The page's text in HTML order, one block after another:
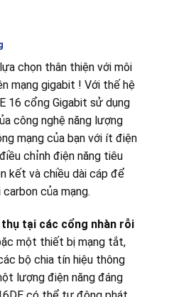
chọn thân thiện với môi
mạng gigabit ! Với thế hệ
16 cổng Gigabit sử dụng
công nghệ năng lượng
mạng của bạn với ít điện
chỉnh điện năng tiêu
kết và chiều dài cáp để
của mạng.
tại các cổng nhàn rỗi
một thiết bị mạng tắt,
bộ chia tín hiệu thông
lượng điện năng đáng